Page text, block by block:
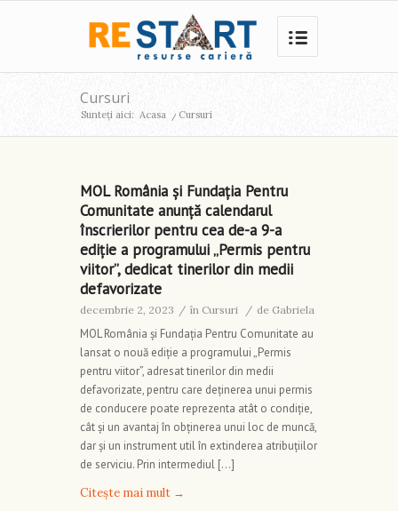
Cursuri
Sunteți aici: Acasa / Cursuri
MOL România și Fundația Pentru
Comunitate anunță calendarul
înscrierilor pentru cea de-a 9-a
ediție a programului „Permis pentru
viitor”, dedicat tinerilor din medii
defavorizate
decembrie 2, 2023 / în Cursuri / de Gabriela
MOL România și Fundația Pentru Comunitate au
lansat o nouă ediție a programului „Permis
pentru viitor”, adresat tinerilor din medii
defavorizate, pentru care deținerea unui permis
de conducere poate reprezenta atât o condiție,
cât și un avantaj în obținerea unui loc de muncă,
dar și un instrument util în extinderea atribuțiilor
de serviciu. Prin intermediul […]
Citește mai mult →